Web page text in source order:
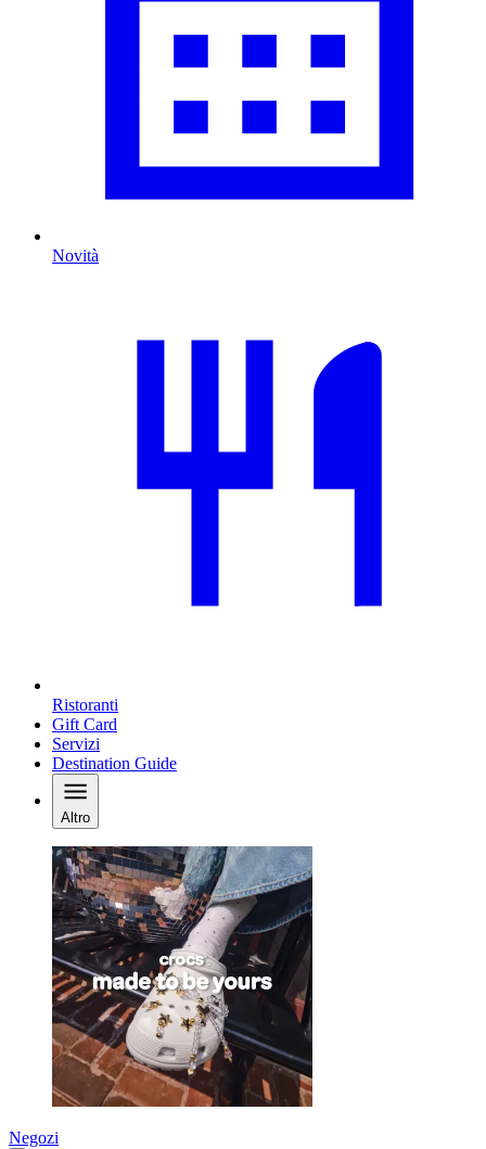
Novità
Ristoranti
Gift Card
Servizi
Destination Guide
Altro
Negozi